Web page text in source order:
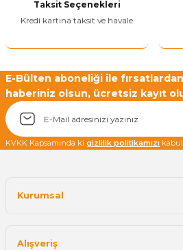
Bu ürüne benzer farklı alternatifler olmalı.
Yetkiliye
Taksit Seçenekleri
Kredi kartına taksit ve havale
E-Bülten aboneliği ile fırsatlardan
haberiniz olsun, ücretsiz kayıt
KVKK Kapsamında ki gizlilik politikamızı
Kurumsal
Alışveriş